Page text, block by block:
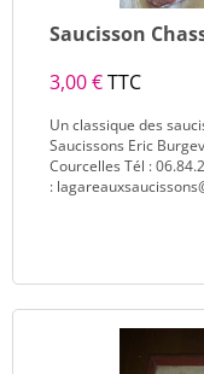
Saucisson
3,00 €TTC
Un classique des
Saucissons Eric
Courcelles Tél :
: